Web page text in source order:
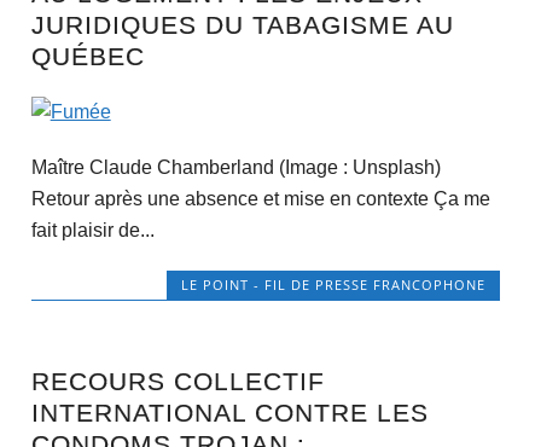
JURIDIQUES DU TABAGISME AU
QUÉBEC
Maître Claude Chamberland (Image : Unsplash)
Retour après une absence et mise en contexte Ça me
fait plaisir de...
LE POINT - FIL DE PRESSE FRANCOPHONE
RECOURS COLLECTIF
INTERNATIONAL CONTRE LES